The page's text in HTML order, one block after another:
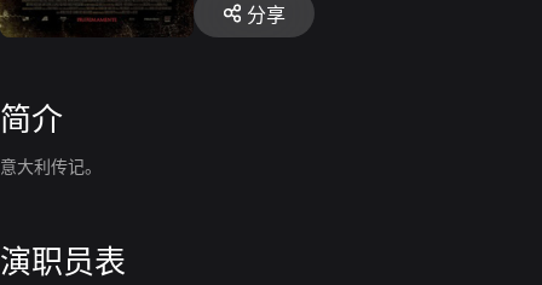
分享
简介
意大利传记。
演职员表